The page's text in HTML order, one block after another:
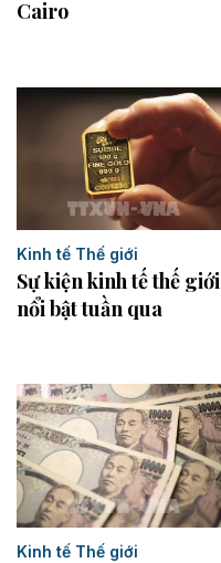
Cairo
Kinh tế Thế giới
Sự kiện kinh tế thế giới
nổi bật tuần qua
Kinh tế Thế giới